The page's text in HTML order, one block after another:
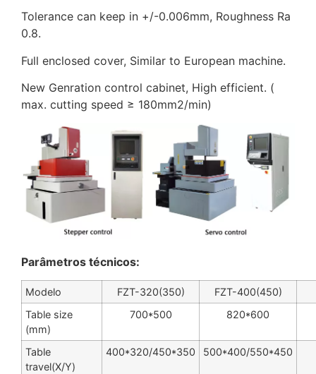
Tolerance can keep in +/-0.006mm, Roughness Ra
0.8.
Full enclosed cover, Similar to European machine.
New Genration control cabinet, High efficient. (
max. cutting speed ≥ 180mm2/min)
Parâmetros técnicos:
Modelo FZT-320(350)
FZT-400(450)
Table size
(mm)
700*500 820*600
Table
travel(X/Y)
400*320/450*350 500*400/550*450